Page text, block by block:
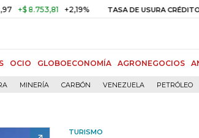
8.753,81 +2,19% TASA DE USURA CRÉDITO
OCIO GLOBOECONOMÍA AGRONEGOCIOS
MINERÍA CARBÓN VENEZUELA PETRÓLEO
TURISMO